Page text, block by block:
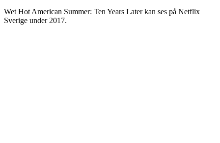
Wet Hot American Summer: Ten Years Later kan ses på Netflix
Sverige under 2017.